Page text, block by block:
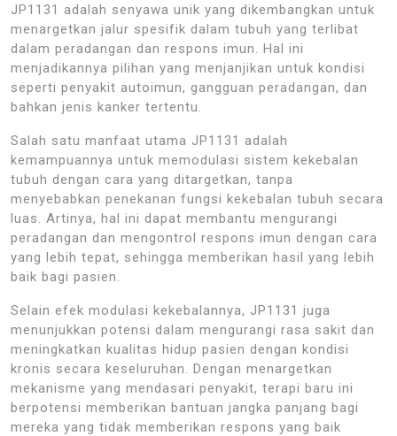
JP1131 adalah senyawa unik yang dikembangkan untuk
menargetkan jalur spesifik dalam tubuh yang terlibat
dalam peradangan dan respons imun. Hal ini
menjadikannya pilihan yang menjanjikan untuk kondisi
seperti penyakit autoimun, gangguan peradangan, dan
bahkan jenis kanker tertentu.
Salah satu manfaat utama JP1131 adalah
kemampuannya untuk memodulasi sistem kekebalan
tubuh dengan cara yang ditargetkan, tanpa
menyebabkan penekanan fungsi kekebalan tubuh secara
luas. Artinya, hal ini dapat membantu mengurangi
peradangan dan mengontrol respons imun dengan cara
yang lebih tepat, sehingga memberikan hasil yang lebih
baik bagi pasien.
Selain efek modulasi kekebalannya, JP1131 juga
menunjukkan potensi dalam mengurangi rasa sakit dan
meningkatkan kualitas hidup pasien dengan kondisi
kronis secara keseluruhan. Dengan menargetkan
mekanisme yang mendasari penyakit, terapi baru ini
berpotensi memberikan bantuan jangka panjang bagi
mereka yang tidak memberikan respons yang baik